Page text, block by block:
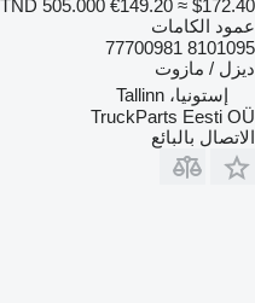
TND 505.000 €149.20 ≈ $172.40
عمود الكامات
8101095 77700981
ديزل / مازوت
إستونيا، Tallinn
TruckParts Eesti OÜ
الاتصال بالبائع